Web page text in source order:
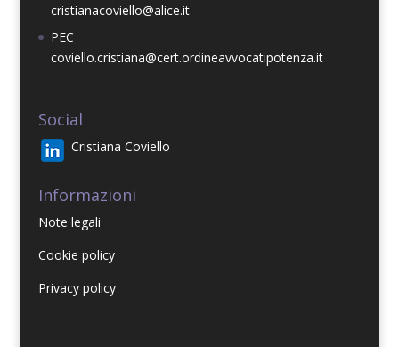
cristianacoviello@alice.it
PEC
coviello.cristiana@cert.ordineavvocatipotenza.it
Social
Cristiana Coviello
Informazioni
Note legali
Cookie policy
Privacy policy